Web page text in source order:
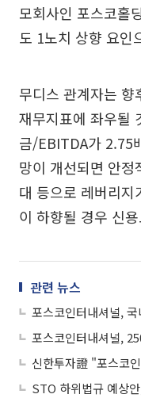
모회사인 포스코홀
도 1노치 상향 요인
무디스 관계자는
재무지표에 좌우될
금/EBITDA가 2.75
망이 개선되면 안
대 등으로 레버리
이 하향될 경우 신
관련 뉴스
포스코인터내셔널,